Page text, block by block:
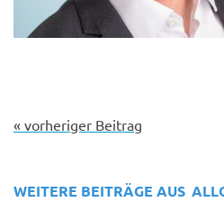
« vorheriger Beitrag
WEITERE BEITRÄGE AUS